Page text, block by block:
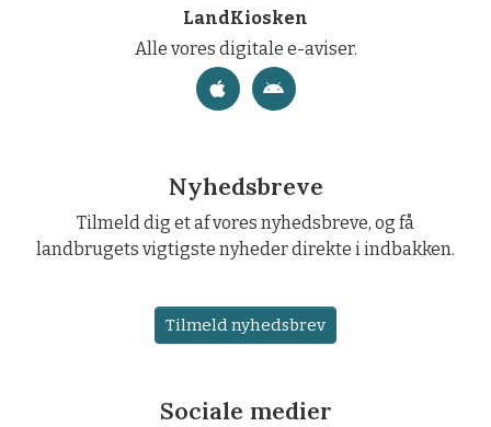
LandKiosken
Alle vores digitale e-aviser.
Nyhedsbreve
Tilmeld dig et af vores nyhedsbreve, og få
landbrugets vigtigste nyheder direkte i indbakken.
Tilmeld nyhedsbrev
Sociale medier